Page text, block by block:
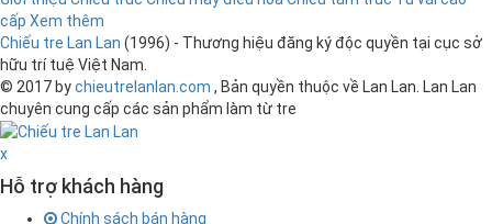
cấp Xem thêm
Chiếu tre Lan Lan (1996) - Thương hiệu đăng ký độc quyền tại cục sở
hữu trí tuệ Việt Nam.
© 2017 bychieutrelanlan.com , Bản quyền thuộc về Lan Lan. Lan Lan
chuyên cung cấp các sản phẩm làm từ tre
x
Hỗ trợ khách hàng
Chính sách bán hàng